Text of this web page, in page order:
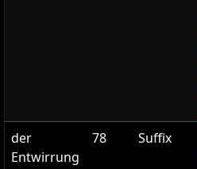
der
Entwirrung
78 Suffix